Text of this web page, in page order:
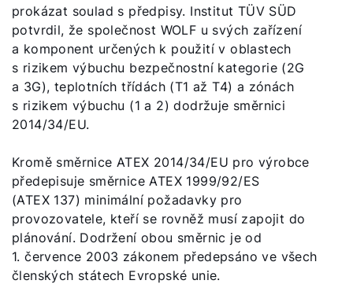
prokázat soulad s předpisy. Institut TÜV SÜD
potvrdil, že společnost WOLF u svých zařízení
a komponent určených k použití v oblastech
s rizikem výbuchu bezpečnostní kategorie (2G
a 3G), teplotních třídách (T1 až T4) a zónách
s rizikem výbuchu (1 a 2) dodržuje směrnici
2014/34/EU.
Kromě směrnice ATEX 2014/34/EU pro výrobce
předepisuje směrnice ATEX 1999/92/ES
(ATEX 137) minimální požadavky pro
provozovatele, kteří se rovněž musí zapojit do
plánování. Dodržení obou směrnic je od
1. července 2003 zákonem předepsáno ve všech
členských státech Evropské unie.
Kontaktní formulář
Důležité odkazy
Kontakty
Servisní portál
Bonus program
WOLF Akademie